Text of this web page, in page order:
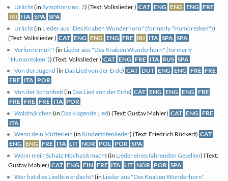
Urlicht(inSymphony no. 2) (Text: Volkslieder ) CAT ENG ENG ENG FRE
IRI ITA SPA SPA
Urlicht(in Lieder aus "Des Knaben Wunderhorn" (formerly "Humoresken"))
(Text: Volkslieder ) CAT ENG ENG ENG FRE IRI ITA SPA SPA
Verlorne müh'! (in Lieder aus "Des Knaben Wunderhorn" (formerly
"Humoresken")) (Text: Volkslieder ) CAT ENG FRE ITA RUS SPA
Von der Jugend (in Das Lied von der Erde) CAT DUT ENG ENG FRE FRE
FRE ITA POR
Von der Schönheit(in Das Lied von der Erde) CAT ENG ENG ENG FRE
FRE FRE FRE ITA POR
Waldmärchen (in Das klagende Lied) (Text: Gustav Mahler) CAT ENG FRE
ITA
Wenn dein Mütterlein (in Kindertotenlieder) (Text: Friedrich Rückert) CAT
ENG ENG FRE ITA LIT NOR POL POR SPA
Wenn mein Schatz Hochzeit macht(in Lieder eines fahrenden Gesellen) (Text:
Gustav Mahler) CAT ENG FIN FRE ITA LIT NOR POR SPA
Wer hat dies Liedlein erdacht?(in Lieder aus "Des Knaben Wunderhorn"